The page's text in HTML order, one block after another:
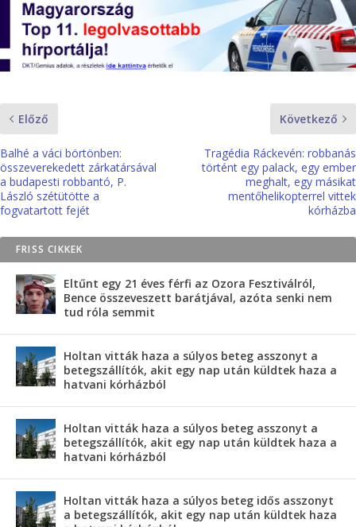
Előző
Balhé a váci börtönben:
összeverekedett zárkatársával
a budapesti robbantó, P.
László szétütötte a
fogvatartott fejét
Következő
Tragédia Ráckevén: robbanás
történt egy palack, egy ember
meghalt, egy másikat
mentőhelikopterrel vittek
kórházba
FRISS CIKKEK
Eltűnt egy 21 éves férfi az Ozora Fesztiválról,
Bence összeveszett barátjával, azóta senki nem
tud róla semmit
Holtan vitták haza a súlyos beteg asszonyt a
betegszállítók, akit egy nap után küldtek haza a
hatvani kórházból
Holtan vitták haza a súlyos beteg asszonyt a
betegszállítók, akit egy nap után küldtek haza a
hatvani kórházból
Holtan vitták haza a súlyos beteg idős asszonyt
a betegszállítók, akit egy nap után küldtek haza